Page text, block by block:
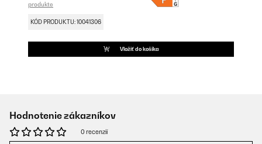
produkte
KÓD PRODUKTU: 10041306
Vložiť do košíka
Hodnotenie zákazníkov
0 recenzií